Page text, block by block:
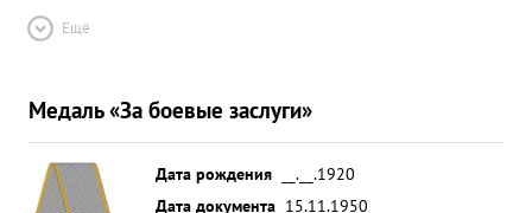
Ещё
Медаль «За боевые заслуги»
Дата рождения
__.__.1920
Дата документа 15.11.1950